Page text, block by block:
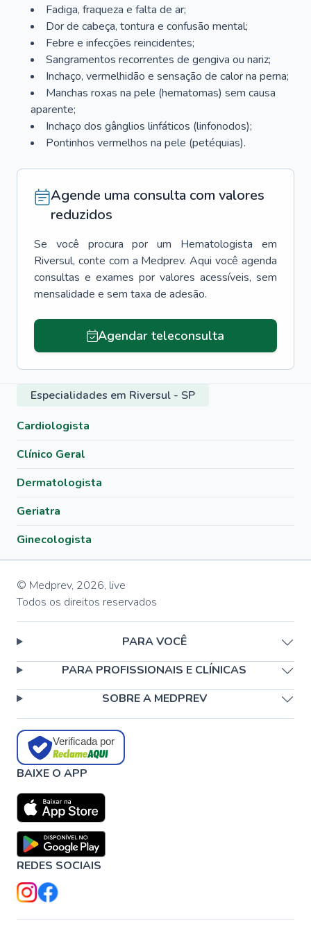
Fadiga, fraqueza e falta de ar;
Dor de cabeça, tontura e confusão mental;
Febre e infecções reincidentes;
Sangramentos recorrentes de gengiva ou nariz;
Inchaço, vermelhidão e sensação de calor na perna;
Manchas roxas na pele (hematomas) sem causa
aparente;
Inchaço dos gânglios linfáticos (linfonodos);
Pontinhos vermelhos na pele (petéquias).
Agende uma consulta com valores
reduzidos
Se você procura por um Hematologista
em
Riversul, conte com a Medprev. Aqui você agenda
consultas e exames por valores acessíveis, sem
mensalidade e sem taxa de adesão.
Agendar teleconsulta
Especialidades em Riversul - SP
Cardiologista
Clínico Geral
Dermatologista
Geriatra
Ginecologista
© Medprev, 2026, live
Todos os direitos reservados
PARA VOCÊ
PARA PROFISSIONAIS E CLÍNICAS
SOBRE A MEDPREV
Verificada por
BAIXE O APP
REDES SOCIAIS